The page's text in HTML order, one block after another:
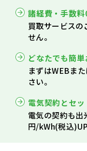
諸経費・手数料
買取サービスの
せん。
どなたでも簡単
まずはWEBま
さい。
電気契約とセッ
電気の契約も出
円/kWh(税込)UP